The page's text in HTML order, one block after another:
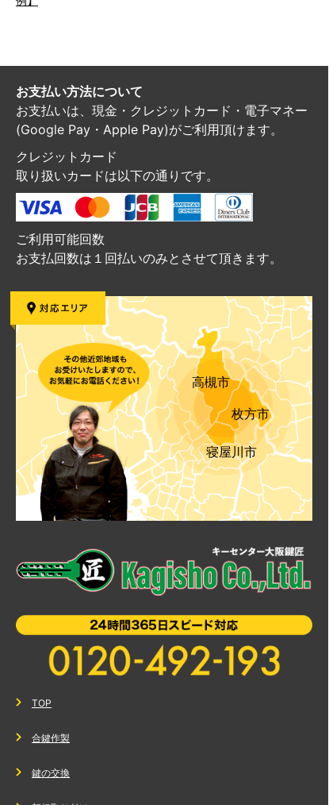
お支払い方法について
お支払いは、現金・クレジットカード・電子マネー
(Google Pay・Apple Pay)がご利用頂けます。
クレジットカード
取り扱いカードは以下の通りです。
ご利用可能回数
お支払回数は１回払いのみとさせて頂きます。
高槻市
枚方市
寝屋川市
TOP
合鍵作製
鍵の交換